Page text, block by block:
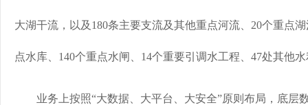
大湖干流，以及180条主要支流及其他重点河流、20个重点
点水库、140个重点水闸、14个重要引调水工程、47处其他
业务上按照“大数据、大平台、大安全”原则布局，底层